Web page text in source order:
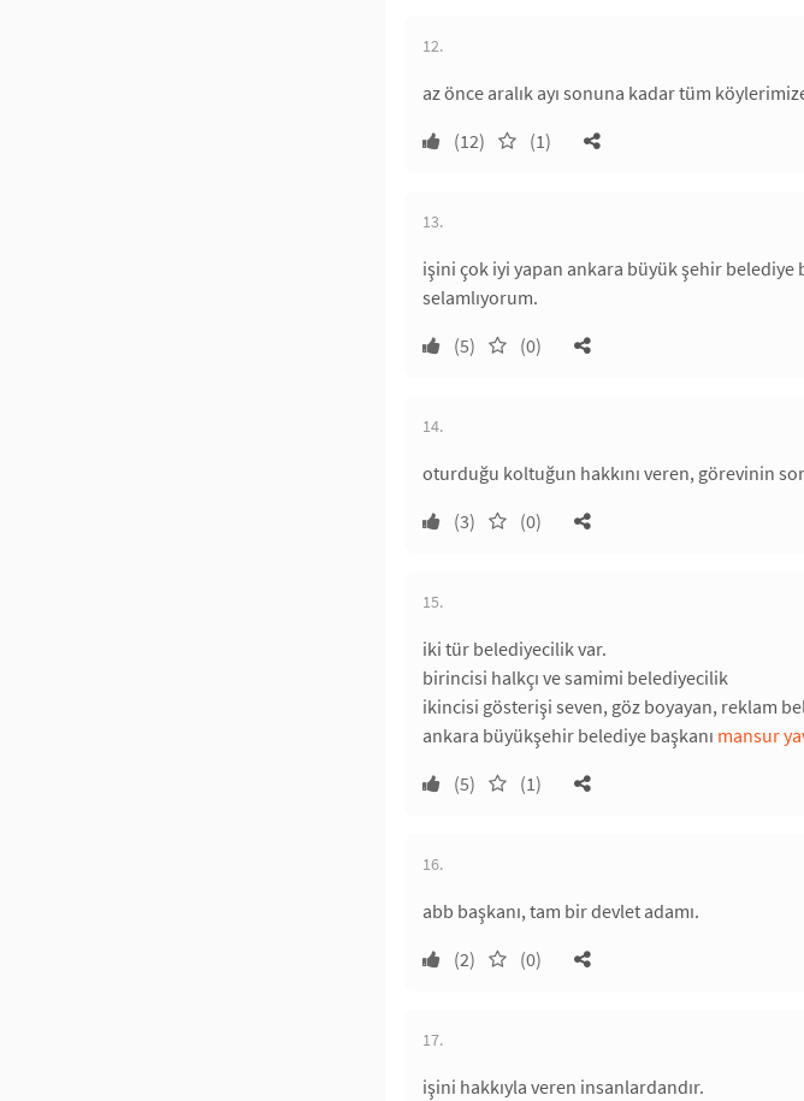
12.
az önce aralık ayı sonuna kadar tüm
(12)
(1)
13.
işini çok iyi yapan ankara büyük şehir belediye
selamlıyorum.
(5)
(0)
14.
oturduğu koltuğun hakkını veren, görevinin
(3)
(0)
15.
iki tür belediyecilik var.
birincisi halkçı ve samimi belediyecilik
ikincisi gösterişi seven, göz boyayan, reklam
ankara büyükşehir belediye başkanı mansur
(5)
(1)
16.
abb başkanı, tam bir devlet adamı.
(2)
(0)
17.
işini hakkıyla veren insanlardandır.